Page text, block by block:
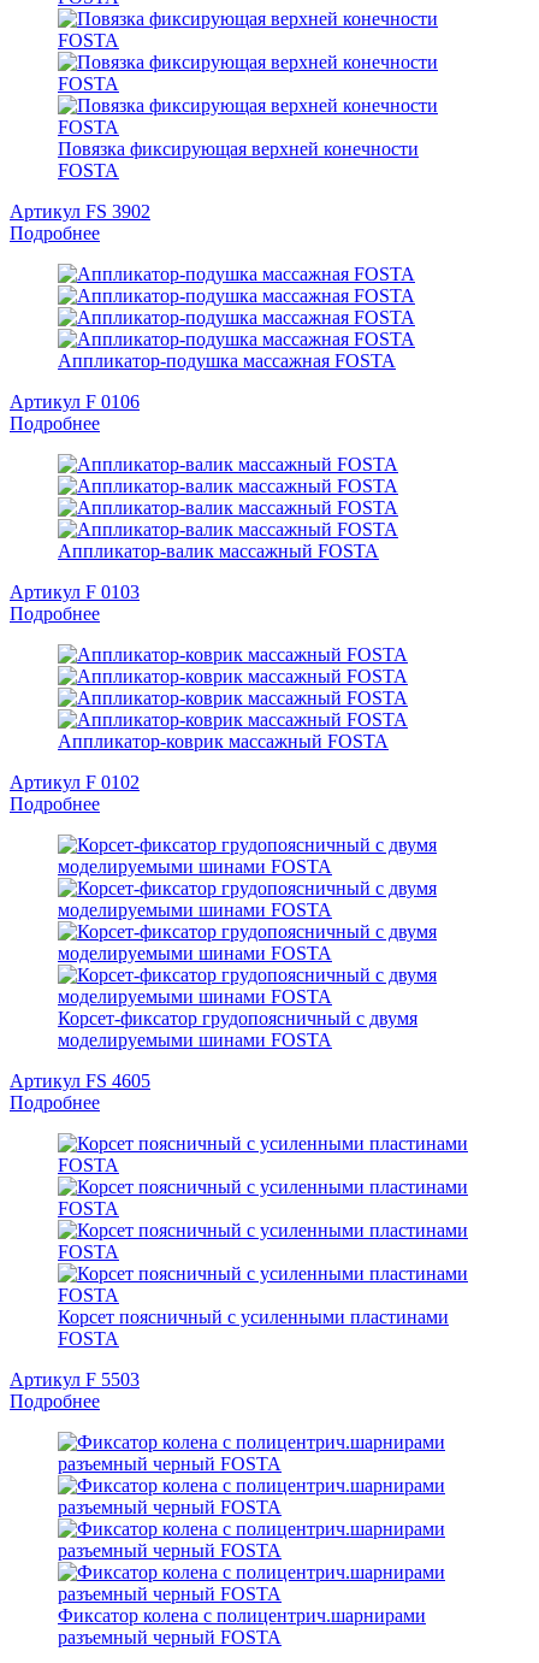
Повязка фиксирующая верхней конечности
FOSTA
Артикул FS 3902
Подробнее
Аппликатор-подушка массажная FOSTA
Артикул F 0106
Подробнее
Аппликатор-валик массажный FOSTA
Артикул F 0103
Подробнее
Аппликатор-коврик массажный FOSTA
Артикул F 0102
Подробнее
Корсет-фиксатор грудопоясничный с двумя
моделируемыми шинами FOSTA
Артикул FS 4605
Подробнее
Корсет поясничный с усиленными пластинами
FOSTA
Артикул F 5503
Подробнее
Фиксатор колена с полицентрич.шарнирами
разъемный черный FOSTA